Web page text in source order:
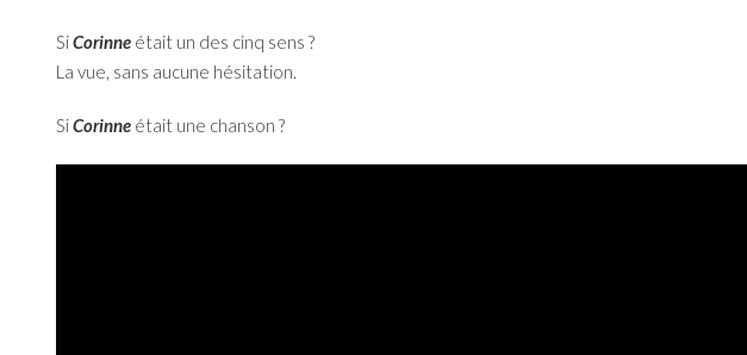
SiCorinne était un des cinq sens ?
La vue, sans aucune hésitation.
SiCorinne était une chanson ?